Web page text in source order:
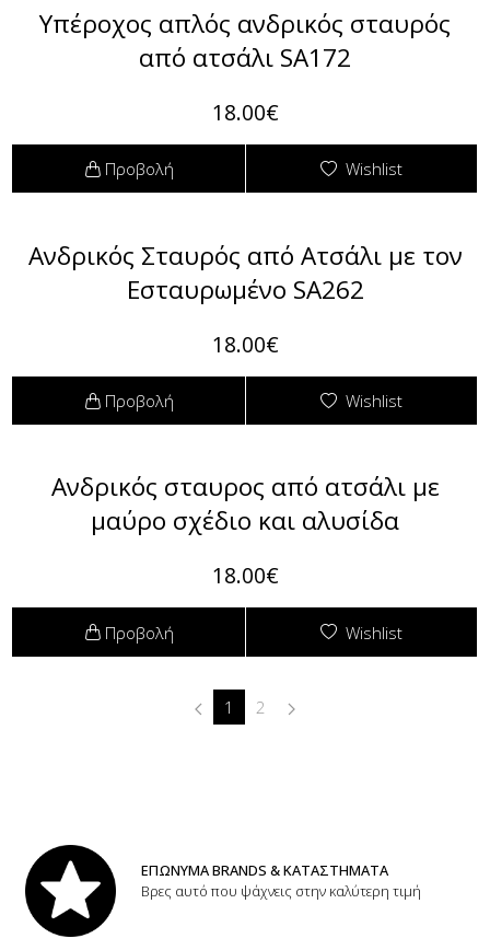
Υπέροχος απλός ανδρικός σταυρός
από ατσάλι SA172
18.00€
Προβολή Wishlist
Ανδρικός Σταυρός από Ατσάλι με τον
Εσταυρωμένο SA262
18.00€
Προβολή Wishlist
Ανδρικός σταυρος από ατσάλι με
μαύρο σχέδιο και αλυσίδα
18.00€
Προβολή Wishlist
1 2
ΕΠΩΝΥΜΑ BRANDS & ΚΑΤΑΣΤΗΜΑΤΑ
Βρες αυτό που ψάχνεις στην καλύτερη τιμή